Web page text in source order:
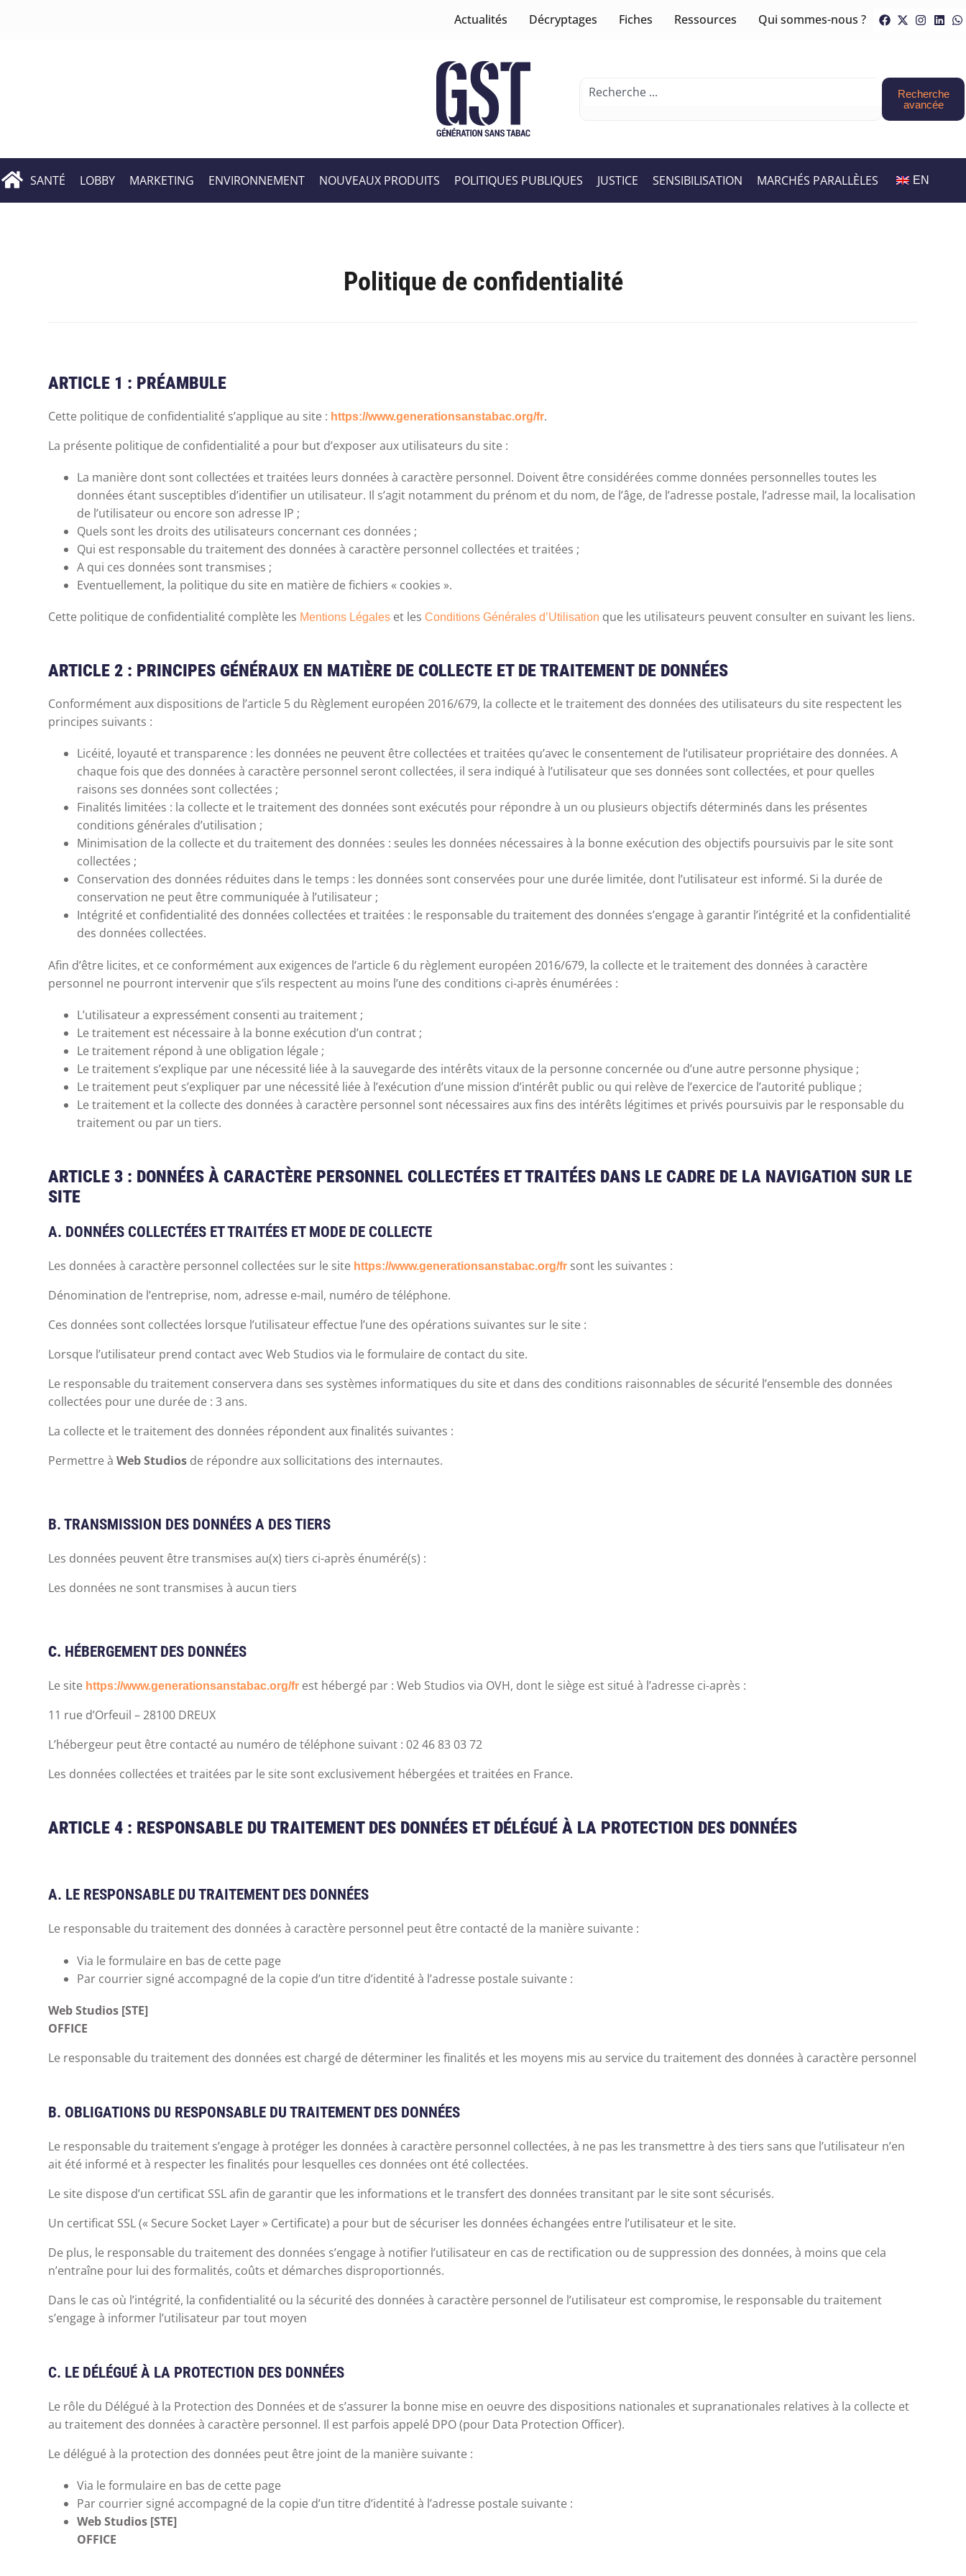
Actualités Décryptages Fiches Ressources Qui sommes-nous ?
Recherche
avancée
SANTÉ LOBBY MARKETING ENVIRONNEMENT NOUVEAUX PRODUITS POLITIQUES PUBLIQUES JUSTICE SENSIBILISATION MARCHÉS PARALLÈLES EN
Politique de confidentialité
ARTICLE 1 : PRÉAMBULE
Cette politique de confidentialité s’applique au site : https://www.generationsanstabac.org/fr.
La présente politique de confidentialité a pour but d’exposer aux utilisateurs du site :
La manière dont sont collectées et traitées leurs données à caractère personnel. Doivent être considérées comme données personnelles toutes les
données étant susceptibles d’identifier un utilisateur. Il s’agit notamment du prénom et du nom, de l’âge, de l’adresse postale, l’adresse mail, la localisation
de l’utilisateur ou encore son adresse IP ;
Quels sont les droits des utilisateurs concernant ces données ;
Qui est responsable du traitement des données à caractère personnel collectées et traitées ;
A qui ces données sont transmises ;
Eventuellement, la politique du site en matière de fichiers « cookies ».
Cette politique de confidentialité complète les Mentions Légales et lesConditions Générales d’Utilisation que les utilisateurs peuvent consulter en suivant les liens.
ARTICLE 2 : PRINCIPES GÉNÉRAUX EN MATIÈRE DE COLLECTE ET DE TRAITEMENT DE DONNÉES
Conformément aux dispositions de l’article 5 du Règlement européen 2016/679, la collecte et le traitement des données des utilisateurs du site respectent les
principes suivants :
Licéité, loyauté et transparence : les données ne peuvent être collectées et traitées qu’avec le consentement de l’utilisateur propriétaire des données. A
chaque fois que des données à caractère personnel seront collectées, il sera indiqué à l’utilisateur que ses données sont collectées, et pour quelles
raisons ses données sont collectées ;
Finalités limitées : la collecte et le traitement des données sont exécutés pour répondre à un ou plusieurs objectifs déterminés dans les présentes
conditions générales d’utilisation ;
Minimisation de la collecte et du traitement des données : seules les données nécessaires à la bonne exécution des objectifs poursuivis par le site sont
collectées ;
Conservation des données réduites dans le temps : les données sont conservées pour une durée limitée, dont l’utilisateur est informé. Si la durée de
conservation ne peut être communiquée à l’utilisateur ;
Intégrité et confidentialité des données collectées et traitées : le responsable du traitement des données s’engage à garantir l’intégrité et la confidentialité
des données collectées.
Afin d’être licites, et ce conformément aux exigences de l’article 6 du règlement européen 2016/679, la collecte et le traitement des données à caractère
personnel ne pourront intervenir que s’ils respectent au moins l’une des conditions ci-après énumérées :
L’utilisateur a expressément consenti au traitement ;
Le traitement est nécessaire à la bonne exécution d’un contrat ;
Le traitement répond à une obligation légale ;
Le traitement s’explique par une nécessité liée à la sauvegarde des intérêts vitaux de la personne concernée ou d’une autre personne physique ;
Le traitement peut s’expliquer par une nécessité liée à l’exécution d’une mission d’intérêt public ou qui relève de l’exercice de l’autorité publique ;
Le traitement et la collecte des données à caractère personnel sont nécessaires aux fins des intérêts légitimes et privés poursuivis par le responsable du
traitement ou par un tiers.
ARTICLE 3 : DONNÉES À CARACTÈRE PERSONNEL COLLECTÉES ET TRAITÉES DANS LE CADRE DE LA NAVIGATION SUR LE
SITE
A. DONNÉES COLLECTÉES ET TRAITÉES ET MODE DE COLLECTE
Les données à caractère personnel collectées sur le site https://www.generationsanstabac.org/fr sont les suivantes :
Dénomination de l’entreprise, nom, adresse e-mail, numéro de téléphone.
Ces données sont collectées lorsque l’utilisateur effectue l’une des opérations suivantes sur le site :
Lorsque l’utilisateur prend contact avec Web Studios via le formulaire de contact du site.
Le responsable du traitement conservera dans ses systèmes informatiques du site et dans des conditions raisonnables de sécurité l’ensemble des données
collectées pour une durée de : 3 ans.
La collecte et le traitement des données répondent aux finalités suivantes :
Permettre àWeb Studios de répondre aux sollicitations des internautes.
B. TRANSMISSION DES DONNÉES A DES TIERS
Les données peuvent être transmises au(x) tiers ci-après énuméré(s) :
Les données ne sont transmises à aucun tiers
C. HÉBERGEMENT DES DONNÉES
Le site https://www.generationsanstabac.org/fr est hébergé par : Web Studios via OVH, dont le siège est situé à l’adresse ci-après :
11 rue d’Orfeuil – 28100 DREUX
L’hébergeur peut être contacté au numéro de téléphone suivant : 02 46 83 03 72
Les données collectées et traitées par le site sont exclusivement hébergées et traitées en France.
ARTICLE 4 : RESPONSABLE DU TRAITEMENT DES DONNÉES ET DÉLÉGUÉ À LA PROTECTION DES DONNÉES
A. LE RESPONSABLE DU TRAITEMENT DES DONNÉES
Le responsable du traitement des données à caractère personnel peut être contacté de la manière suivante :
Via le formulaire en bas de cette page
Par courrier signé accompagné de la copie d’un titre d’identité à l’adresse postale suivante :
Web Studios [STE]
OFFICE
Le responsable du traitement des données est chargé de déterminer les finalités et les moyens mis au service du traitement des données à caractère personnel
B. OBLIGATIONS DU RESPONSABLE DU TRAITEMENT DES DONNÉES
Le responsable du traitement s’engage à protéger les données à caractère personnel collectées, à ne pas les transmettre à des tiers sans que l’utilisateur n’en
ait été informé et à respecter les finalités pour lesquelles ces données ont été collectées.
Le site dispose d’un certificat SSL afin de garantir que les informations et le transfert des données transitant par le site sont sécurisés.
Un certificat SSL (« Secure Socket Layer » Certificate) a pour but de sécuriser les données échangées entre l’utilisateur et le site.
De plus, le responsable du traitement des données s’engage à notifier l’utilisateur en cas de rectification ou de suppression des données, à moins que cela
n’entraîne pour lui des formalités, coûts et démarches disproportionnés.
Dans le cas où l’intégrité, la confidentialité ou la sécurité des données à caractère personnel de l’utilisateur est compromise, le responsable du traitement
s’engage à informer l’utilisateur par tout moyen
C. LE DÉLÉGUÉ À LA PROTECTION DES DONNÉES
Le rôle du Délégué à la Protection des Données et de s’assurer la bonne mise en oeuvre des dispositions nationales et supranationales relatives à la collecte et
au traitement des données à caractère personnel. Il est parfois appelé DPO (pour Data Protection Officer).
Le délégué à la protection des données peut être joint de la manière suivante :
Via le formulaire en bas de cette page
Par courrier signé accompagné de la copie d’un titre d’identité à l’adresse postale suivante :
Web Studios [STE]
OFFICE